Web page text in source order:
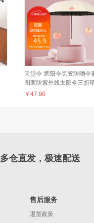
天堂伞 遮阳伞黑胶防晒伞
图案防紫外线太阳伞三折
伞 33755E元气蜜桃 米黄
￥ 47.90
多仓直发，极速配送
售后服务
退货政策